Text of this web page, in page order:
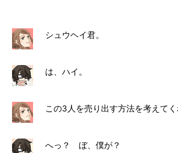
シュウヘイ君。
は、ハイ。
この3人を売り出す方法を考えて
へっ？ ぼ、僕が？